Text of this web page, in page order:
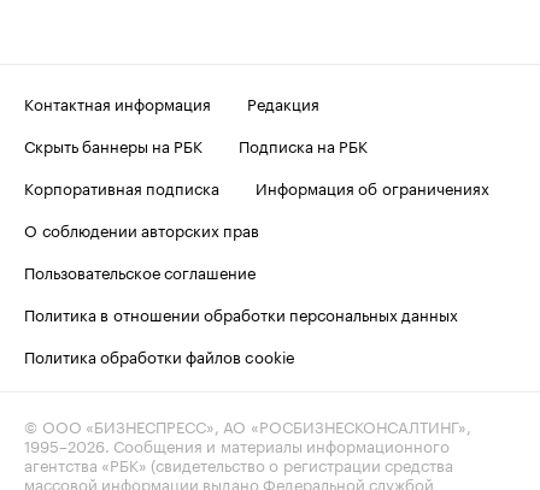
Контактная информация
Редакция
Скрыть баннеры на РБК
Подписка на РБК
Корпоративная подписка
Информация об ограничениях
О соблюдении авторских прав
Пользовательское соглашение
Политика в отношении обработки персональных данных
Политика обработки файлов cookie
© ООО «БИЗНЕСПРЕСС», АО «РОСБИЗНЕСКОНСАЛТИНГ»,
1995–2026. Сообщения и материалы информационного
агентства «РБК» (свидетельство о регистрации средства
массовой информации выдано Федеральной службой